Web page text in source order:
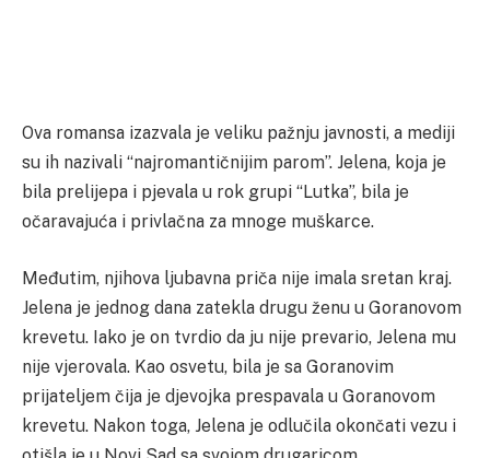
Ova romansa izazvala je veliku pažnju javnosti, a mediji
su ih nazivali “najromantičnijim parom”. Jelena, koja je
bila prelijepa i pjevala u rok grupi “Lutka”, bila je
očaravajuća i privlačna za mnoge muškarce.
Međutim, njihova ljubavna priča nije imala sretan kraj.
Jelena je jednog dana zatekla drugu ženu u Goranovom
krevetu. Iako je on tvrdio da ju nije prevario, Jelena mu
nije vjerovala. Kao osvetu, bila je sa Goranovim
prijateljem čija je djevojka prespavala u Goranovom
krevetu. Nakon toga, Jelena je odlučila okončati vezu i